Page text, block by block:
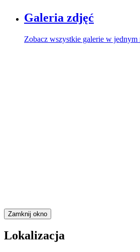
Galeria zdjęć
Zobacz wszystkie galerie w jednym
Zamknij okno
Lokalizacja